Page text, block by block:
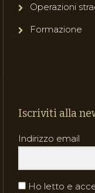
Operazioni
Formazione
Iscriviti alla
Indirizzo email
Ho letto e